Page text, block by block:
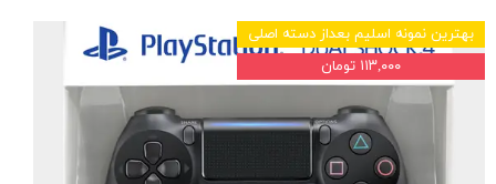
بهترین نمونه اسلیم بعداز دسته اصلی
۱۱۳,۰۰۰ تومان